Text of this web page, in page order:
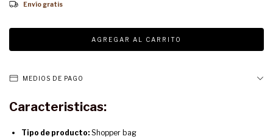
Envío gratis
MEDIOS DE PAGO
Caracteristicas:
Tipo de producto: Shopper bag